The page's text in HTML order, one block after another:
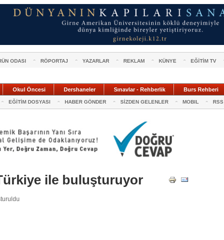
ODASI RÖPORTAJ YAZARLAR REKLAM KÜNYE EĞİTİM TV
Okul Öncesi Dershaneler Sınavlar - Rehberlik Burs Rehberi
EĞİTİM DOSYASI HABER GÖNDER SİZDEN GELENLER MOBIL RSS
ile buluşturuyor